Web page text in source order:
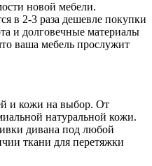
новой мебели.
в 2-3 раза дешевле покупки
и долговечные материалы
ваша мебель прослужит
и кожи на выбор. От
натуральной кожи.
дивана под любой
ткани для перетяжки